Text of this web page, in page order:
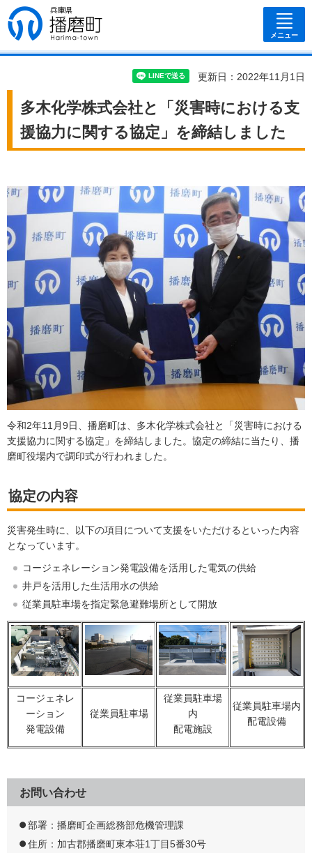
兵庫県 播磨
町
メニュー
更新日：2022年11月1日
多木化学株式会社と「災害時における支
援協力に関する協定」を締結しました
令和2年11月9日、播磨町は、多木化学株式会社と「災害時における
支援協力に関する協定」を締結しました。協定の締結に当たり、播
磨町役場内で調印式が行われました。
協定の内容
災害発生時に、以下の項目について支援をいただけるといった内容
となっています。
コージェネレーション発電設備を活用した電気の供給
井戸を活用した生活用水の供給
従業員駐車場を指定緊急避難場所として開放
コージェネレ
ーション
発電設備
従業員駐車場
従業員駐車場
内
配電施設
従業員駐車場内
配電設備
お問い合わせ
部署：播磨町企画総務部危機管理課
住所：加古郡播磨町東本荘1丁目5番30号